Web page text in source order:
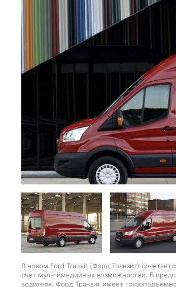
В новом Ford Transit (Форд Транзит)
счет мультимедийных возможностей. В
водителя. Форд Транзит имеет